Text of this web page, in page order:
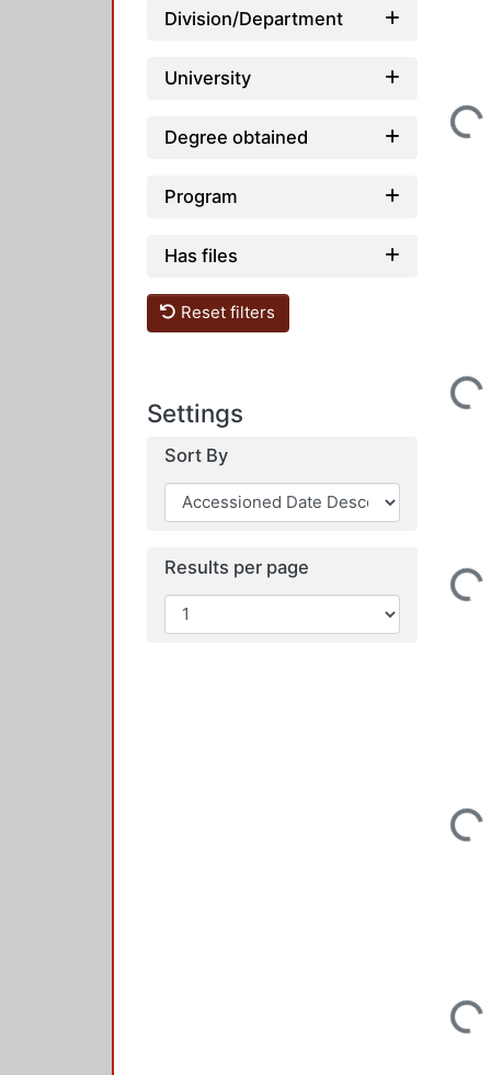
Division/Department
University
Degree obtained
Program
Has files
Reset filters
Settings
Sort By
Results per page
Loading...
Loading...
Loading...
Loading...
Loading...